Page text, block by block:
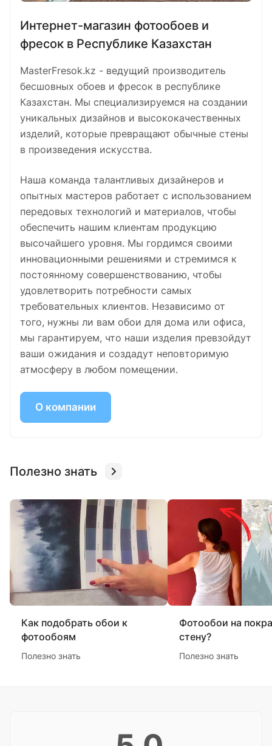
Интернет-магазин фотообоев и
фресок в Республике Казахстан
MasterFresok.kz - ведущий производитель
бесшовных обоев и фресок в республике
Казахстан. Мы специализируемся на создании
уникальных дизайнов и высококачественных
изделий, которые превращают обычные стены
в произведения искусства.
Наша команда талантливых дизайнеров и
опытных мастеров работает с использованием
передовых технологий и материалов, чтобы
обеспечить нашим клиентам продукцию
высочайшего уровня. Мы гордимся своими
инновационными решениями и стремимся к
постоянному совершенствованию, чтобы
удовлетворить потребности самых
требовательных клиентов. Независимо от
того, нужны ли вам обои для дома или офиса,
мы гарантируем, что наши изделия превзойдут
ваши ожидания и создадут неповторимую
атмосферу в любом помещении.
О компании
Полезно знать
Как подобрать обои к
фотообоям
Полезно знать
Фотообои на
стену?
Полезно знать